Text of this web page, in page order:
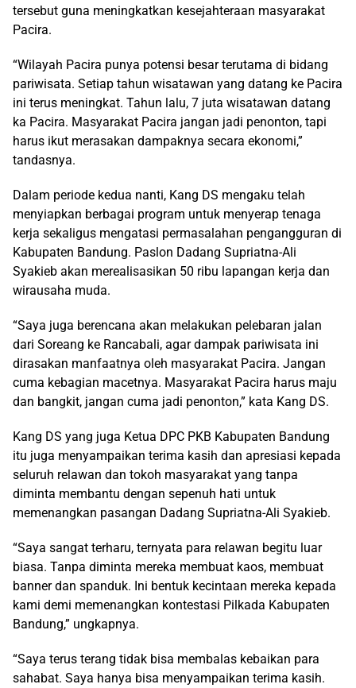
tersebut guna meningkatkan kesejahteraan masyarakat
Pacira.
“Wilayah Pacira punya potensi besar terutama di bidang
pariwisata. Setiap tahun wisatawan yang datang ke Pacira
ini terus meningkat. Tahun lalu, 7 juta wisatawan datang
ka Pacira. Masyarakat Pacira jangan jadi penonton, tapi
harus ikut merasakan dampaknya secara ekonomi,”
tandasnya.
Dalam periode kedua nanti, Kang DS mengaku telah
menyiapkan berbagai program untuk menyerap tenaga
kerja sekaligus mengatasi permasalahan pengangguran di
Kabupaten Bandung. Paslon Dadang Supriatna-Ali
Syakieb akan merealisasikan 50 ribu lapangan kerja dan
wirausaha muda.
“Saya juga berencana akan melakukan pelebaran jalan
dari Soreang ke Rancabali, agar dampak pariwisata ini
dirasakan manfaatnya oleh masyarakat Pacira. Jangan
cuma kebagian macetnya. Masyarakat Pacira harus maju
dan bangkit, jangan cuma jadi penonton,” kata Kang DS.
Kang DS yang juga Ketua DPC PKB Kabupaten Bandung
itu juga menyampaikan terima kasih dan apresiasi kepada
seluruh relawan dan tokoh masyarakat yang tanpa
diminta membantu dengan sepenuh hati untuk
memenangkan pasangan Dadang Supriatna-Ali Syakieb.
“Saya sangat terharu, ternyata para relawan begitu luar
biasa. Tanpa diminta mereka membuat kaos, membuat
banner dan spanduk. Ini bentuk kecintaan mereka kepada
kami demi memenangkan kontestasi Pilkada Kabupaten
Bandung,” ungkapnya.
“Saya terus terang tidak bisa membalas kebaikan para
sahabat. Saya hanya bisa menyampaikan terima kasih.